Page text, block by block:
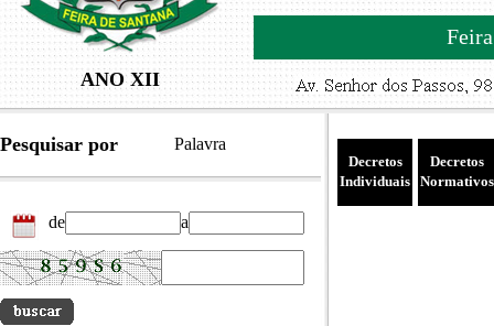
ANO XII
Pesquisar por Palavra
de a
Decretos
Individuais
Decretos
Normativos